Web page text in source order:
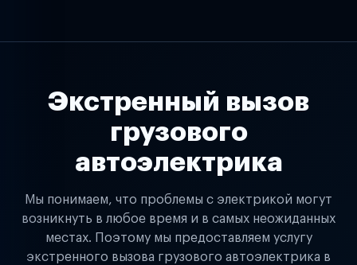
Экстренный вызов
грузового
автоэлектрика
Мы понимаем, что проблемы с электрикой могут
возникнуть в любое время и в самых неожиданных
местах. Поэтому мы предоставляем услугу
экстренного вызова грузового автоэлектрика в